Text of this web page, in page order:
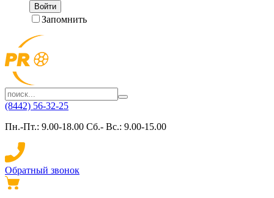
Войти
Запомнить
(8442) 56-32-25
Пн.-Пт.: 9.00-18.00 Сб.- Вс.: 9.00-15.00
Обратный звонок